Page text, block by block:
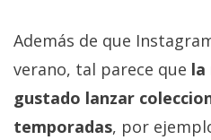
Además de que
verano, tal parece que la
gustado lanzar
temporadas, por